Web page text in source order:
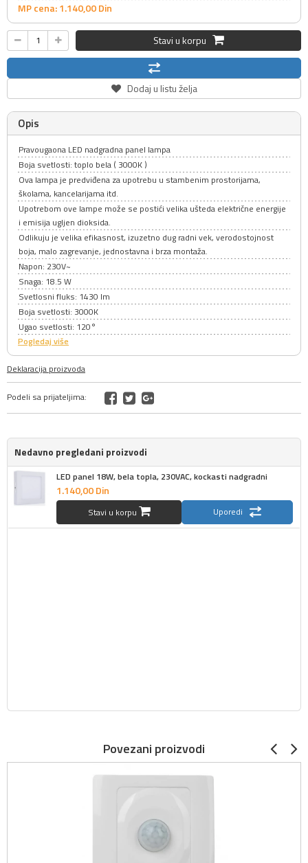
MP cena: 1.140,00Din
Stavi u korpu
Dodaj u listu želja
Opis
Pravougaona LED nadgradna panel lampa
Boja svetlosti: toplo bela ( 3000K )
Ova lampa je predviđena za upotrebu u stambenim prostorijama,
školama, kancelarijama itd.
Upotrebom ove lampe može se postići velika ušteda električne energije
i emisija ugljen dioksida.
Odlikuju je velika efikasnost, izuzetno dug radni vek, verodostojnost
boja, malo zagrevanje, jednostavna i brza montaža.
Napon: 230V~
Snaga: 18.5 W
Svetlosni fluks: 1430 lm
Boja svetlosti: 3000K
Ugao svetlosti: 120°
Pogledaj više
Deklaracija proizvoda
Podeli sa prijateljima:
Nedavno pregledani proizvodi
LED panel 18W, bela topla, 230VAC, kockasti nadgradni
1.140,00Din
Stavi u korpu Uporedi
Povezani proizvodi